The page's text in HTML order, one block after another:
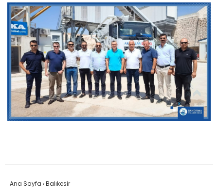
Ana Sayfa ›Balıkesir